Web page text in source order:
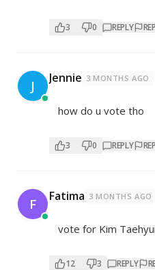
3 0 REPLY
J Jennie 3 MONTHS AGO
how do u vote tho
3 0 REPLY
F Fatima 3 MONTHS AGO
vote for Kim
12 3 REPLY